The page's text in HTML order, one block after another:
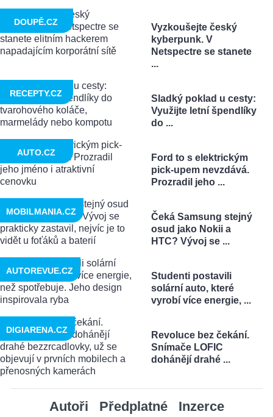
Vyzkoušejte český
kyberpunk. V
Netspectre se stanete
...
DOUPĚ.CZ
Sladký poklad u cesty:
Využijte letní špendlíky
do ...
RECEPTY.CZ
Ford to s elektrickým
pick-upem nevzdává.
Prozradil jeho ...
AUTO.CZ
Čeká Samsung stejný
osud jako Nokii a
HTC? Vývoj se ...
MOBILMANIA.CZ
Studenti postavili
solární auto, které
vyrobí více energie, ...
AUTOREVUE.CZ
Revoluce bez čekání.
Snímače LOFIC
dohánějí drahé ...
DIGIARENA.CZ
Autoři Předplatné Inzerce